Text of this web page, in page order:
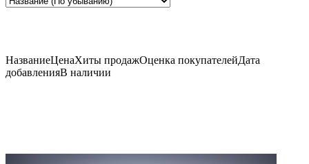
НазваниеЦенаХиты продажОценка покупателейДата
добавленияВ наличии